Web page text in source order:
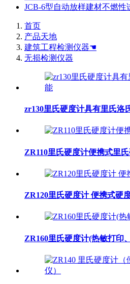
JCB-6型自动放样建材不燃性
首页
产品天地
建筑工程检测仪器☚
无损检测仪器
zr130里氏硬度计具有里氏洛
ZR110里氏硬度计便携式里
ZR120里氏硬度计 便携式硬
ZR160里氏硬度计(热敏打印